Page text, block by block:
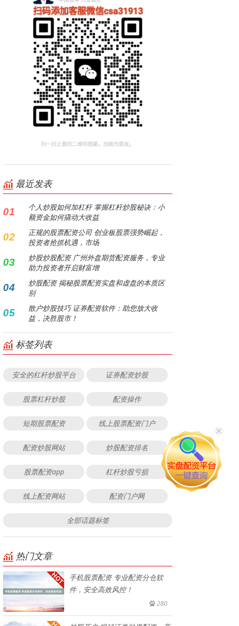
最近发表
01
个人炒股如何加杠杆 掌握杠杆炒股秘诀：小
额资金如何撬动大收益
02
正规的股票配资公司 创业板股票强势崛起，
投资者抢抓机遇，市场
03
炒股炒股配资 广州外盘期货配资服务，专业
助力投资者开启财富增
04
炒股配资 揭秘股票配资实盘和虚盘的本质区
别
05
散户炒股技巧 证券配资软件：助您放大收
益，决胜股市！
标签列表
安全的杠杆炒股平台 证券配资炒股
股票杠杆炒股 配资操作
短期股票配资 线上股票配资门户
配资炒股网站 炒股配资排名
股票配资app 杠杆炒股亏损
线上配资网站 配资门户网
全部话题标签
热门文章
手机股票配资 专业配资分仓软
件，安全高效风控！
280